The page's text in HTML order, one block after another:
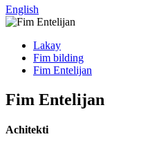
English
Lakay
Fim bilding
Fim Entelijan
Fim Entelijan
Achitekti